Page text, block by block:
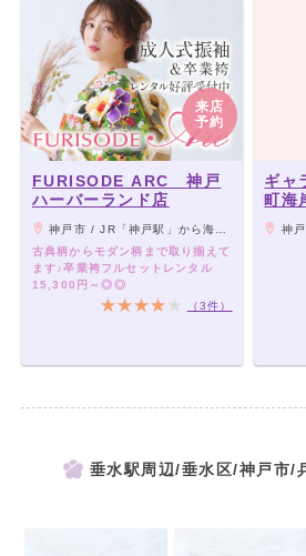
来店
予約
FURISODE ARC 神戸
ハーバーランド店
神戸市 / JR「神戸駅」から海側徒歩5分 /地下鉄ハーバーランド駅から海側徒歩4分 /高速神戸駅から海側徒歩10分
古典柄からモダン柄まで取り揃えて
ます♪卒業袴フルセットレンタル
15,300円～◎◎
（3件）
ギャ
町海
神
垂水駅周辺/垂水区/神戸市/